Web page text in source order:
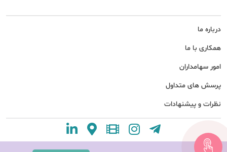
درباره ما
همکاری با ما
امور سهامداران
پرسش های متداول
نظرات و پیشنهادات